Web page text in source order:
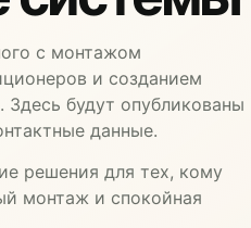
с монтажом
и созданием
будут опубликованы
данные.
решения для тех, кому
монтаж и спокойная